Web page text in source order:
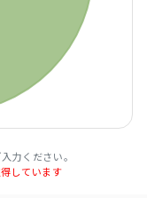
力ください。
しています